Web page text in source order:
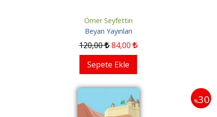
Ömer Seyfettin
Beyan Yayınları
120,00 84,00
Sepete Ekle
%30